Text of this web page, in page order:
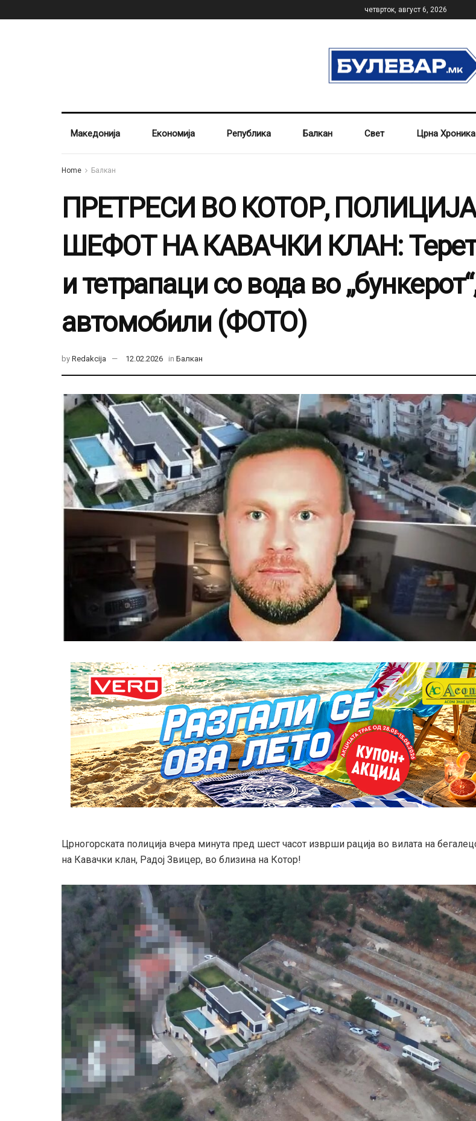
четврток, август 6, 2026
Македонија Економија Република Балкан Свет Црна Хроника
Home Балкан
ПРЕТРЕСИ ВО КОТОР,
ШЕФОТ НА КАВАЧКИ КЛАН:
и тетрапаци со вода во
автомобили (ФОТО)
by Redakcija 12.02.2026 in Балкан
Црногорската полиција вчера минута пред шест часот изврши рација во вилата на
на Кавачки клан, Радој Звицер, во близина на Котор!